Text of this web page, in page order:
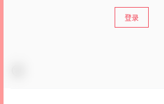
登录